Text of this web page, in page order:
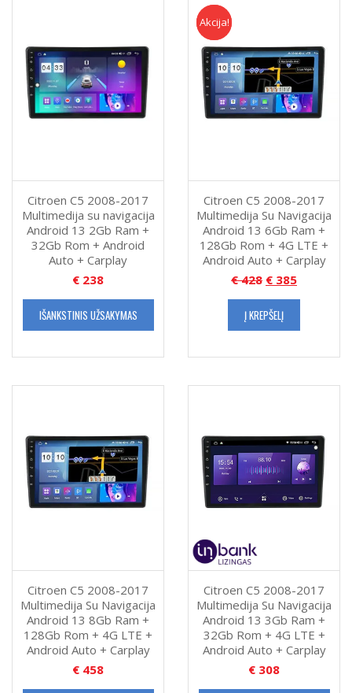
Android
Auto
Carplay
Citroen C5 2008-2017
Multimedija su navigacija
Android 13 2Gb Ram +
32Gb Rom + Android
Auto + Carplay
€ 238
IŠANKSTINIS UŽSAKYMAS
Akcija
Akcija!
Citroen C5 2008-2017
Multimedija Su Navigacija
Android 13 6Gb Ram +
128Gb Rom + 4G LTE +
Android Auto + Carplay
€428 € 385
Į KREPŠELĮ
Citroen C5 2008-2017
Multimedija Su Navigacija
Android 13 8Gb Ram +
128Gb Rom + 4G LTE +
Android Auto + Carplay
€ 458
Citroen C5 2008-2017
Multimedija Su Navigacija
Android 13 3Gb Ram +
32Gb Rom + 4G LTE +
Android Auto + Carplay
€ 308